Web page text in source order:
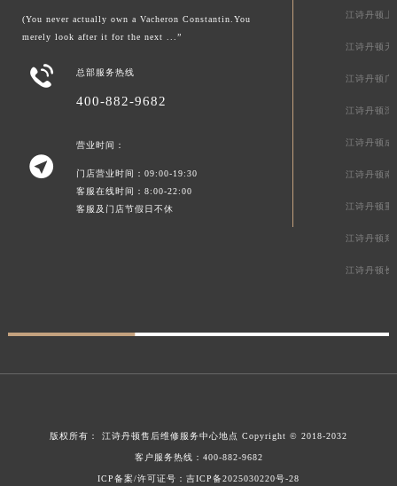
(You never actually own a Vacheron Constantin.You
merely look after it for the next ...”
 总部服务热线
400-882-9682

营业时间：
门店营业时间：09:00-19:30
客服在线时间：8:00-22:00
客服及门店节假日不休
江诗丹顿上
江诗丹顿天
江诗丹顿广
江诗丹顿深
江诗丹顿成
江诗丹顿南
江诗丹顿重
江诗丹顿郑
江诗丹顿长
版权所有： 江诗丹顿售后维修服务中心地点 Copyright © 2018-2032
客户服务热线： 400-882-9682
ICP备案/许可证号：吉ICP备2025030220号-28